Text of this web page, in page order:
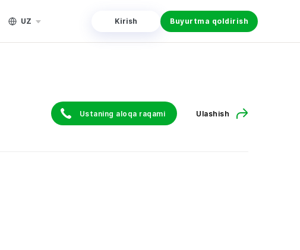
UZ Kirish Buyurtma qoldirish
Ustaning aloqa raqami Ulashish